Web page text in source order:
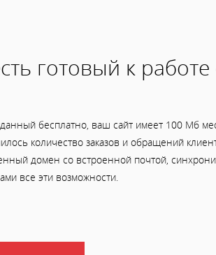
готовый к работе
бесплатно, ваш сайт имеет 100 Мб
количество заказов и обращений
домен со встроенной почтой,
все эти возможности.